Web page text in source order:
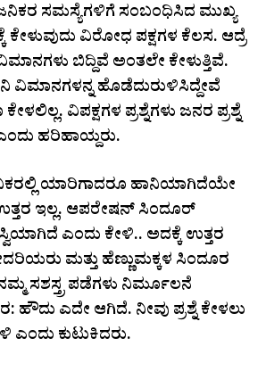
ಸಮಸ್ಯೆಗಳಿಗೆ ಸಂಬಂಧಿಸಿದ ಮುಖ್ಯ
ಕೇಳುವುದು ವಿರೋಧ ಪಕ್ಷಗಳ ಕೆಲಸ. ಆದ್ರೆ
ಬಿದ್ದಿವೆ ಅಂತಲೇ ಕೇಳುತ್ತಿವೆ.
ವಿಮಾನಗಳನ್ನ ಹೊಡೆದುರುಳಿಸಿದ್ದೇವೆ
ವಿಪಕ್ಷಗಳ ಪ್ರಶ್ನೆಗಳು ಜನರ ಪ್ರಶ್ನೆ
ಹರಿಹಾಯ್ದರು.
ಯಾರಿಗಾದರೂ ಹಾನಿಯಾಗಿದೆಯೇ
ಇಲ್ಲ. ಆಪರೇಷನ್ ಸಿಂದೂರ್
ಎಂದು ಕೇಳಿ.. ಅದಕ್ಕೆ ಉತ್ತರ
ಮತ್ತು ಹೆಣ್ಣುಮಕ್ಕಳ ಸಿಂದೂರ
ಸಶಸ್ತ್ರ ಪಡೆಗಳು ನಿರ್ಮೂಲನೆ
ಎದೇ ಆಗಿದೆ. ನೀವು ಪ್ರಶ್ನೆ ಕೇಳಲು
ಎಂದು ಕುಟುಕಿದರು.